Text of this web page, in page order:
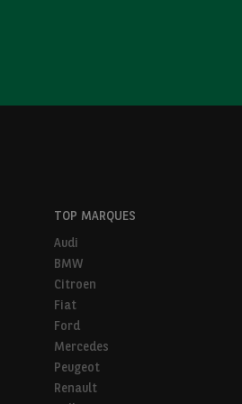
TOP MARQUES
Audi
BMW
Citroen
Fiat
Ford
Mercedes
Peugeot
Renault